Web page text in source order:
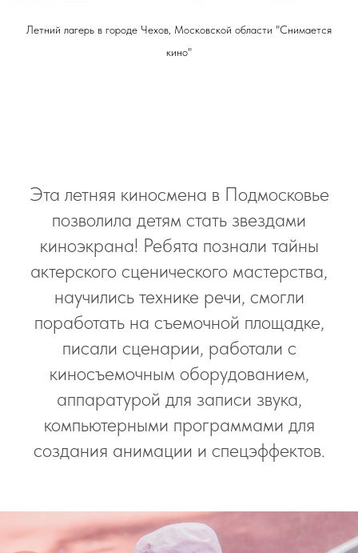
Летний лагерь в городе Чехов, Московской области "Снимается
кино"
Эта летняя киносмена в Подмосковье
позволила детям стать звездами
киноэкрана! Ребята познали тайны
актерского сценического мастерства,
научились технике речи, смогли
поработать на съемочной площадке,
писали сценарии, работали с
киносъемочным оборудованием,
аппаратурой для записи звука,
компьютерными программами для
создания анимации и спецэффектов.